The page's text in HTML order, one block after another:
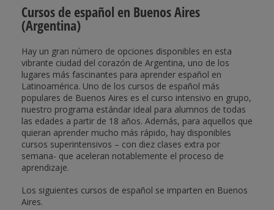
Cursos de español en Buenos Aires
(Argentina)
Hay un gran número de opciones disponibles en esta
vibrante ciudad del corazón de Argentina, uno de los
lugares más fascinantes para aprender español en
Latinoamérica. Uno de los cursos de español más
populares de Buenos Aires es el curso intensivo en grupo,
nuestro programa estándar ideal para alumnos de todas
las edades a partir de 18 años. Además, para aquellos que
quieran aprender mucho más rápido, hay disponibles
cursos superintensivos – con diez clases extra por
semana- que aceleran notablemente el proceso de
aprendizaje.
Los siguientes cursos de español se imparten en Buenos
Aires.